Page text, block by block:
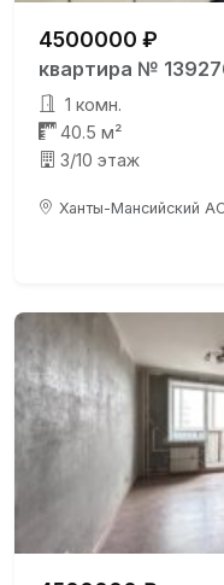
4500000 ₽
квартира №
1 комн.
40.5 м²
3/10 этаж
Ханты-Мансийский